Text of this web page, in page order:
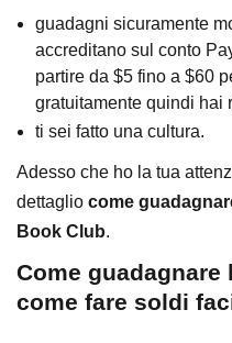
guadagni sicuramente
accreditano sul conto
partire da $5 fino a $60
gratuitamente quindi hai
ti sei fatto una cultura.
Adesso che ho la tua
dettaglio come
Book Club.
Come
come fare soldi